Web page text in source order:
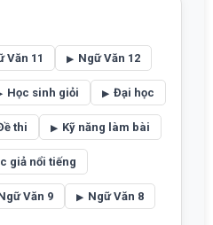
Văn 11 Ngữ Văn 12
Học sinh giỏi Đại học
thi Kỹ năng làm bài
giả nổi tiếng
Văn 9 Ngữ Văn 8